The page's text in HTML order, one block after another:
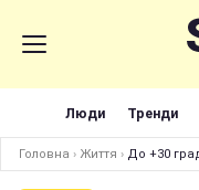
Люди Тренди
Головна › Життя › До +30